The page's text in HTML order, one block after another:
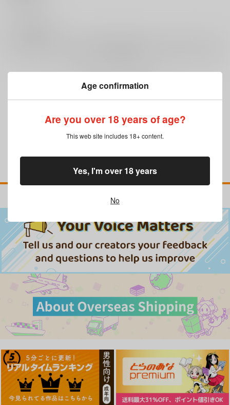
まだレビューはありません
Age confirmation
Are you over 18 years of age?
This web site includes 18+ content.
No
Yes, I'm over 18 years